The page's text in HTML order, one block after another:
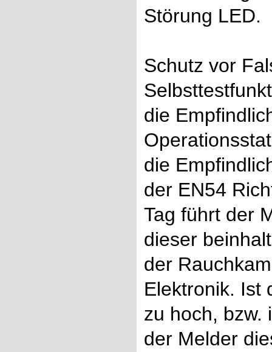
Störung LED.
Schutz vor
die
die
der EN54
Tag führt der
dieser
der
Elektronik. Ist
zu hoch, bzw.
der Melder